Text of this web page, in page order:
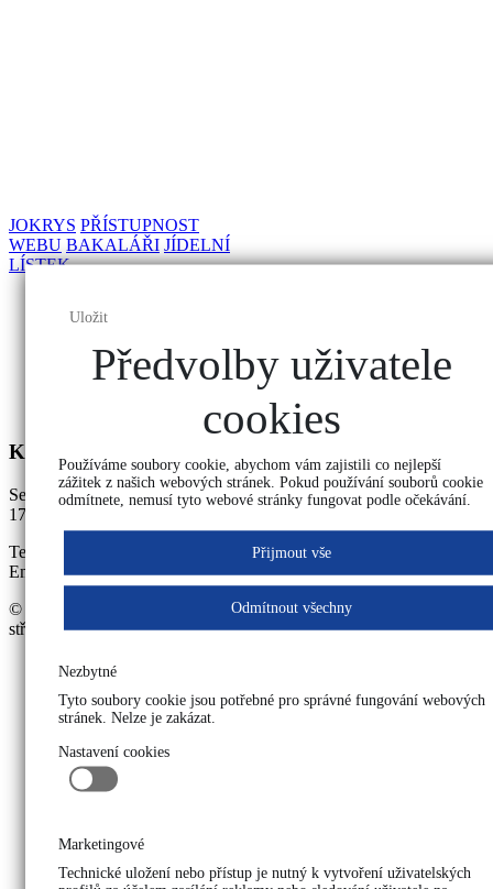
JOKRYS PŘÍSTUPNOST
WEBU BAKALÁŘI JÍDELNÍ
LÍSTEK
Kontakt
Sekretariát školy
17. listopadu 177, 542 34 Malé Svatoňovice
Tel: +420 725 387 199
Email:
svatonovice@bpakademie.cz
© 2026 Bezpečnostně právní akademie Malé Svatoňovice, s. r. o.,
střední škola
Uložit
Předvolby uživatele
cookies
Používáme soubory cookie, abychom vám zajistili co nejlepší
zážitek z našich webových stránek. Pokud používání souborů cookie
odmítnete, nemusí tyto webové stránky fungovat podle očekávání.
Přijmout vše
Odmítnout všechny
Nezbytné
Tyto soubory cookie jsou potřebné pro správné fungování webových
stránek. Nelze je zakázat.
Nastavení cookies
Marketingové
Technické uložení nebo přístup je nutný k vytvoření uživatelských